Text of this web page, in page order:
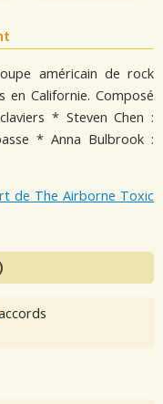
américain de rock
en Californie. Composé
* Steven Chen :
* Anna Bulbrook :
de The Airborne Toxic